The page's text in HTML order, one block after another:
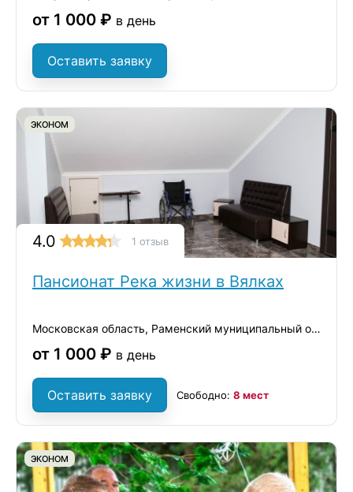
от 1 000 ₽ в день
Оставить заявку
ЭКОНОМ
4.0 1 отзыв
Пансионат Река жизни в Вялках
Московская область, Раменский муниципальный округ, деревня Вялки, 1-я Железнодорожная улица, 42
от 1 000 ₽ в день
Оставить заявку Свободно: 8 мест
ЭКОНОМ